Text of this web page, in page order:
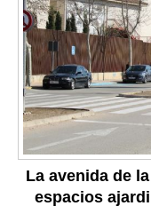
La avenida de
espacios